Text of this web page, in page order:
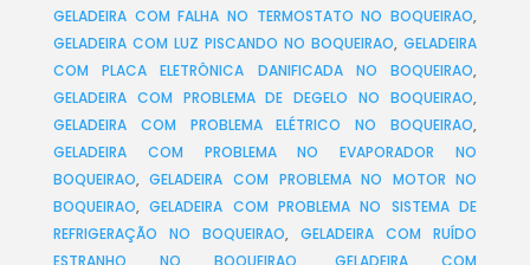
GELADEIRA COM FALHA NO TERMOSTATO NO BOQUEIRAO,
GELADEIRA COM LUZ PISCANDO NO BOQUEIRAO,GELADEIRA
COM PLACA ELETRÔNICA DANIFICADA NO BOQUEIRAO,
GELADEIRA COM PROBLEMA DE DEGELO NO BOQUEIRAO,
GELADEIRA COM PROBLEMA ELÉTRICO NO BOQUEIRAO,
GELADEIRA COM PROBLEMA NO EVAPORADOR NO
BOQUEIRAO,GELADEIRA COM PROBLEMA NO MOTOR NO
BOQUEIRAO,GELADEIRA COM PROBLEMA NO SISTEMA DE
REFRIGERAÇÃO NO BOQUEIRAO,GELADEIRA COM RUÍDO
ESTRANHO NO BOQUEIRAO, GELADEIRA COM